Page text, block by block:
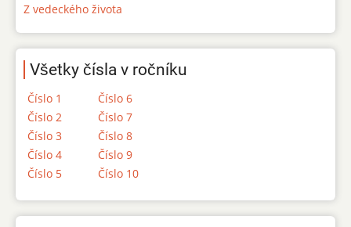
Z vedeckého života
Všetky čísla v ročníku
Číslo 1
Číslo 2
Číslo 3
Číslo 4
Číslo 5
Číslo 6
Číslo 7
Číslo 8
Číslo 9
Číslo 10